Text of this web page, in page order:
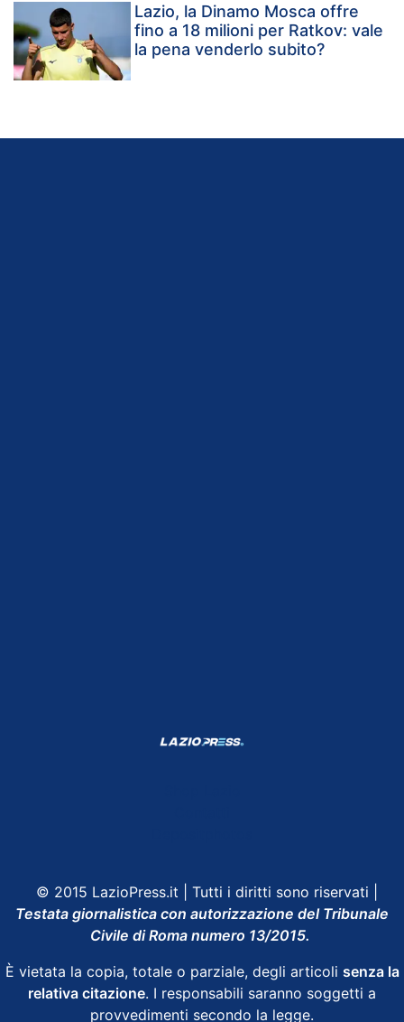
Lazio, la Dinamo Mosca offre
fino a 18 milioni per Ratkov: vale
la pena venderlo subito?
© 2015 LazioPress.it | Tutti i diritti sono riservati |
Testata giornalistica con autorizzazione del Tribunale
Civile di Roma numero 13/2015.
È vietata la copia, totale o parziale, degli articoli senza la
relativa citazione. I responsabili saranno soggetti a
provvedimenti secondo la legge.